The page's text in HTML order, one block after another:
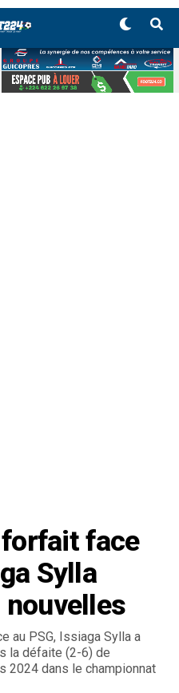
face
Sylla
nouvelles
au PSG, Issiaga Sylla a
la défaite (2-6) de
2024 dans le championnat